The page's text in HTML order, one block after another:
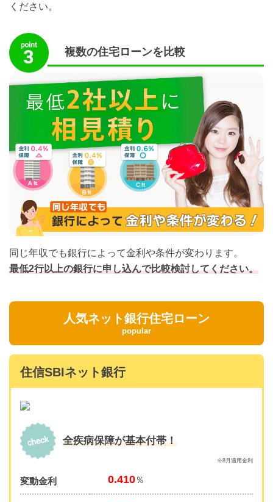
ください。
複数の住宅ローンを比較
同じ年収でも銀行によって金利や条件が変わります。
最低2行以上の銀行に申し込んで比較検討してください。
人気ネット銀行住宅ローン
popular
住信SBIネット銀行
全疾病保障が基本付帯！
※8月適用金利
変動金利 0.410％